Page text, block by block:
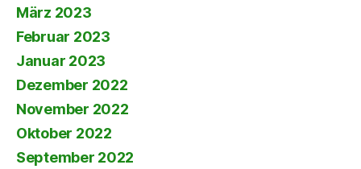
März 2023
Februar 2023
Januar 2023
Dezember 2022
November 2022
Oktober 2022
September 2022